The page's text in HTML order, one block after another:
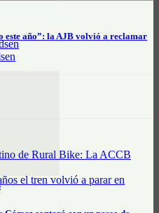
este año”: la AJB volvió a reclamar
de Rural Bike: La ACCB
el tren volvió a parar en